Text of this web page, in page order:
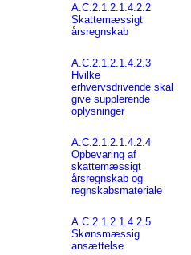
A.C.2.1.2.1.4.2.2
Skattemæssigt
årsregnskab
A.C.2.1.2.1.4.2.3
Hvilke
erhvervsdrivende skal
give supplerende
oplysninger
A.C.2.1.2.1.4.2.4
Opbevaring af
skattemæssigt
årsregnskab og
regnskabsmateriale
A.C.2.1.2.1.4.2.5
Skønsmæssig
ansættelse